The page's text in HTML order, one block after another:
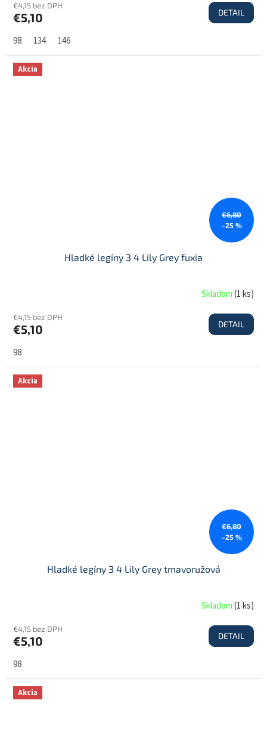
€4,15 bez DPH
€5,10 DETAIL
98 134 146
Akcia
€6,80
–25 %
Hladké legíny 3 4 Lily Grey fuxia
Skladom(1 ks)
€4,15 bez DPH
€5,10 DETAIL
98
Akcia
€6,80
–25 %
Hladké legíny 3 4 Lily Grey tmavoružová
Skladom(1 ks)
€4,15 bez DPH
€5,10 DETAIL
98
Akcia